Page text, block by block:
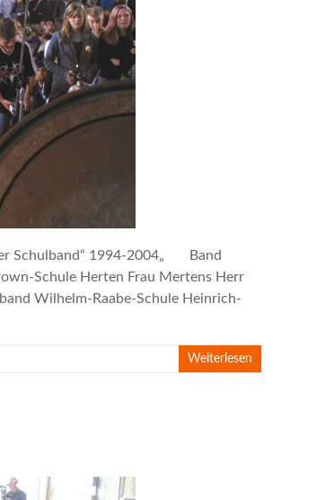
Schulband“ 1994-2004„ Band
Schule Herten Frau Mertens Herr
Wilhelm-Raabe-Schule Heinrich-
Weiterlesen